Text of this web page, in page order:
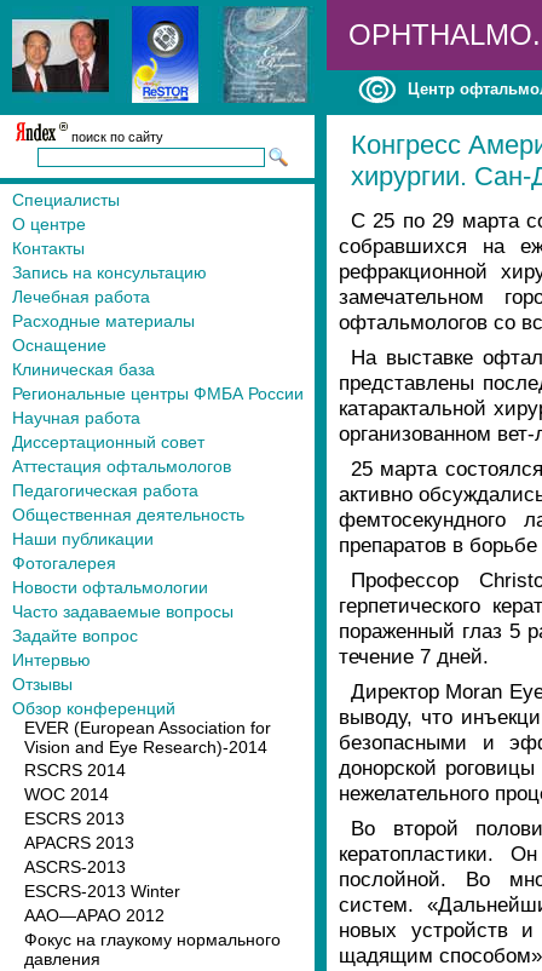
Центр
поиск по сайту
Специалисты
О центре
Контакты
Запись на консультацию
Лечебная работа
Расходные материалы
Оснащение
Клиническая база
Региональные центры ФМБА России
Научная работа
Диссертационный совет
Аттестация офтальмологов
Педагогическая работа
Общественная деятельность
Наши публикации
Фотогалерея
Новости офтальмологии
Часто задаваемые вопросы
Задайте вопрос
Интервью
Отзывы
Обзор конференций
EVER (European Association for
Vision and Eye Research)-2014
RSCRS 2014
WOC 2014
ESCRS 2013
APACRS 2013
ASCRS-2013
ESCRS-2013 Winter
AAO—APAO 2012
Фокус на глаукому нормального
давления
Конгресс
хирургии. Сан-
С 25 по 29 марта
собравшихся на
рефракционной
замечательном
офтальмологов со
На выставке
представлены
катарактальной
организованном
25 марта
активно
фемтосекундного
препаратов в
Профессор
герпетического
пораженный глаз 5
течение 7 дней.
Директор Moran
выводу, что
безопасными и
донорской
нежелательного
Во второй
кератопластики.
послойной. Во
систем.
новых устройств
щадящим способом»